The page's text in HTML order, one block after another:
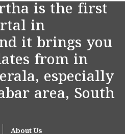
is the first
in
it brings you
from in
especially
area, South
About Us